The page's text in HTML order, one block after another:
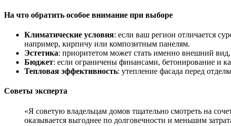
На что обратить особое внимание при выборе
Климатические условия: если ваш регион отличается
например, кирпичу или композитным панелям.
Эстетика: приоритетом может стать именно внешний
Бюджет: если ограничены финансами, бетонирование и
Тепловая эффективность: утепление фасада перед
Советы эксперта
«Я советую владельцам домов тщательно смотреть на
оказывается выгоднее по долговечности и меньшим